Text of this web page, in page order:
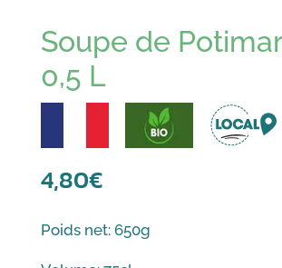
Soupe de
0,5 L
4,80€
Poids net: 650g